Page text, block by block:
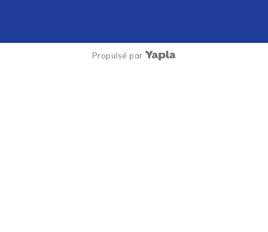
Propulsé par